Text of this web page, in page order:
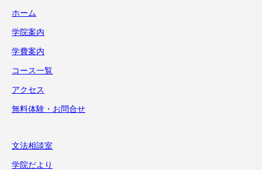
ホーム
学院案内
学費案内
コース一覧
アクセス
無料体験・お問合せ
文法相談室
学院だより